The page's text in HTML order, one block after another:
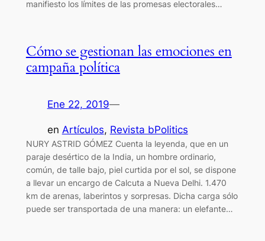
manifiesto los límites de las promesas electorales…
Cómo se gestionan las emociones en
campaña política
Ene 22, 2019—
en Artículos, Revista bPolitics
NURY ASTRID GÓMEZ Cuenta la leyenda, que en un
paraje desértico de la India, un hombre ordinario,
común, de talle bajo, piel curtida por el sol, se dispone
a llevar un encargo de Calcuta a Nueva Delhi. 1.470
km de arenas, laberintos y sorpresas. Dicha carga sólo
puede ser transportada de una manera: un elefante…